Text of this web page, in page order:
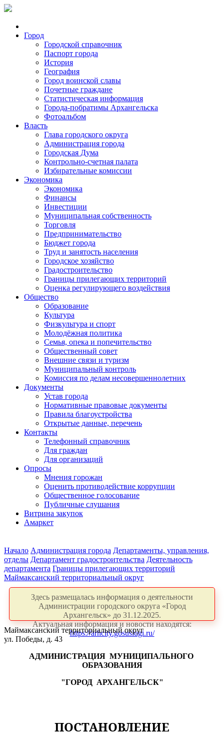
Город
Городской справочник
Паспорт города
История
География
Город воинской славы
Почетные граждане
Статистическая информация
Города-побратимы Архангельска
Фотоальбом
Власть
Глава городского округа
Администрация города
Городская Дума
Контрольно-счетная палата
Избирательные комиссии
Экономика
Экономика
Финансы
Инвестиции
Муниципальная собственность
Торговля
Предпринимательство
Бюджет города
Труд и занятость населения
Городское хозяйство
Градостроительство
Границы прилегающих территорий
Оценка регулирующего воздействия
Общество
Образование
Культура
Физкультура и спорт
Молодёжная политика
Семья, опека и попечительство
Общественный совет
Внешние связи и туризм
Муниципальный контроль
Комиссия по делам несовершеннолетних
Документы
Устав города
Нормативные правовые документы
Правила благоустройства
Открытые данные, перечень
Контакты
Телефонный справочник
Для граждан
Для организаций
Опросы
Мнения горожан
Оценить противодействие коррупции
Общественное голосование
Публичные слушания
Витрина закупок
Амаркет
Начало Администрация города Департаменты, управления,
отделы Департамент градостроительства Деятельность
департамента Границы прилегающих территорий
Маймаксанский территориальный округ
Здесь размещалась информация о деятельности
Администрации городского округа «Город
Архангельск» до 31.12.2025.
Актуальная информация и новости находятся:
https://arhcity.gosuslugi.ru/
Маймаксанский территориальный округ
ул. Победы, д. 43
АДМИНИСТРАЦИЯ МУНИЦИПАЛЬНОГО
ОБРАЗОВАНИЯ
"ГОРОД АРХАНГЕЛЬСК"
ПОСТАНОВЛЕНИЕ